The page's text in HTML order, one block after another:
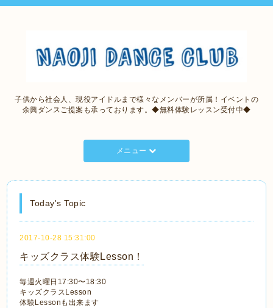
子供から社会人、現役アイドルまで様々なメンバーが所属！イベントの
余興ダンスご提案も承っております。◆無料体験レッスン受付中◆
メニュー
Today's Topic
2017-10-28 15:31:00
キッズクラス体験Lesson！
毎週火曜日17:30〜18:30
キッズクラスLesson
体験Lessonも出来ます